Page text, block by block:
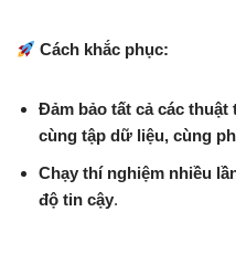
Cách khắc phục:
Đảm bảo tất cả các
cùng tập dữ liệu, cùng
Chạy thí nghiệm nhiều
độ tin cậy.